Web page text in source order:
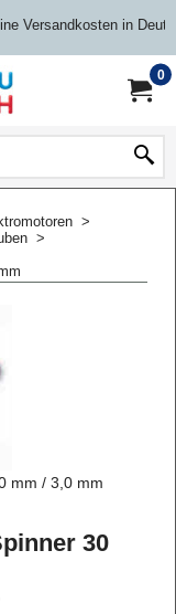
Versandkosten in
0
>
>
mm / 3,0 mm
30